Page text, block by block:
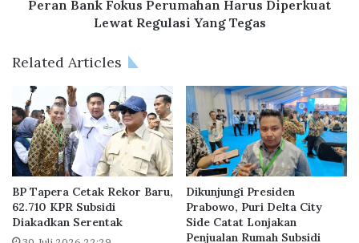
a
a
n
t
u
P
r
o
g
s
e
r
u
m
a
h
a
n
H
Peran Bank Fokus Perumahan Harus Diperkuat
Lewat Regulasi Yang Tegas
Related Articles
BP Tapera Cetak Rekor Baru,
62.710 KPR Subsidi
Diakadkan Serentak
Dikunjungi Presiden
Prabowo, Puri Delta City
Side Catat Lonjakan
Penjualan Rumah Subsidi